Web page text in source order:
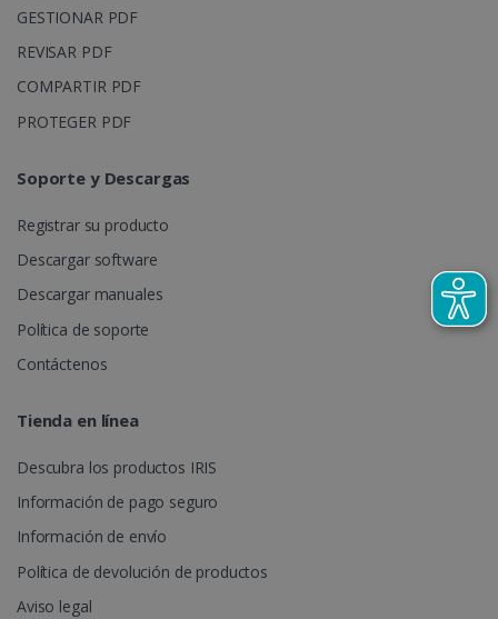
GESTIONAR PDF
REVISAR PDF
COMPARTIR PDF
PROTEGER PDF
Soporte y Descargas
Registrar su producto
Descargar software
Descargar manuales
Política de soporte
Contáctenos
Tienda en línea
Descubra los productos IRIS
Información de pago seguro
Información de envío
Política de devolución de productos
Aviso legal
CookieScriptConsent
LanguageID